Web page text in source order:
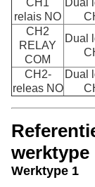
CH1
relais NO
Dual
CH2
RELAY
COM
Dual
CH2-
releas NO
Dual
werktype
Werktype 1